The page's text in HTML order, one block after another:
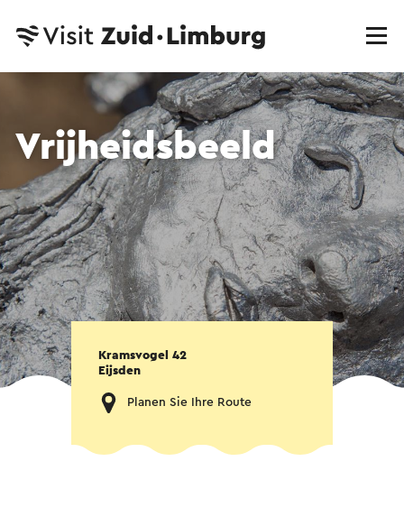
Vrijheidsbeeld
Kramsvogel 42
Eijsden
Planen Sie Ihre Route